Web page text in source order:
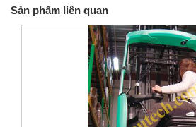
Sản phẩm liên quan